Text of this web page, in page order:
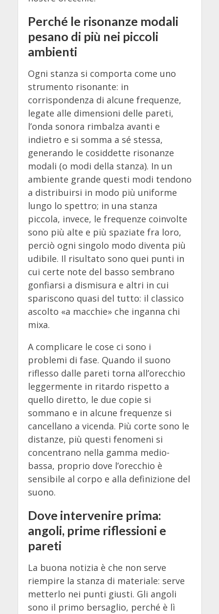
Perché le risonanze modali
pesano di più nei piccoli
ambienti
Ogni stanza si comporta come uno
strumento risonante: in
corrispondenza di alcune frequenze,
legate alle dimensioni delle pareti,
l’onda sonora rimbalza avanti e
indietro e si somma a sé stessa,
generando le cosiddette risonanze
modali (o modi della stanza). In un
ambiente grande questi modi tendono
a distribuirsi in modo più uniforme
lungo lo spettro; in una stanza
piccola, invece, le frequenze coinvolte
sono più alte e più spaziate fra loro,
perciò ogni singolo modo diventa più
udibile. Il risultato sono quei punti in
cui certe note del basso sembrano
gonfiarsi a dismisura e altri in cui
spariscono quasi del tutto: il classico
ascolto «a macchie» che inganna chi
mixa.
A complicare le cose ci sono i
problemi di fase. Quando il suono
riflesso dalle pareti torna all’orecchio
leggermente in ritardo rispetto a
quello diretto, le due copie si
sommano e in alcune frequenze si
cancellano a vicenda. Più corte sono le
distanze, più questi fenomeni si
concentrano nella gamma medio-
bassa, proprio dove l’orecchio è
sensibile al corpo e alla definizione del
suono.
Dove intervenire prima:
angoli, prime riflessioni e
pareti
La buona notizia è che non serve
riempire la stanza di materiale: serve
metterlo nei punti giusti. Gli angoli
sono il primo bersaglio, perché è lì